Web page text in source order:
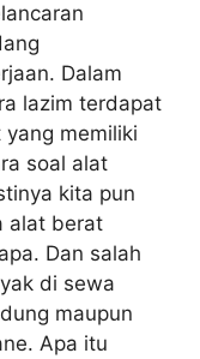
Dalam
lazim terdapat
memiliki
soal alat
kita pun
alat berat
Dan salah
di sewa
maupun
Apa itu